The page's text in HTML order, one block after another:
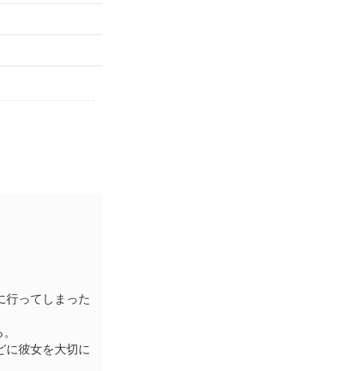
行ってしまった
に彼女を大切に